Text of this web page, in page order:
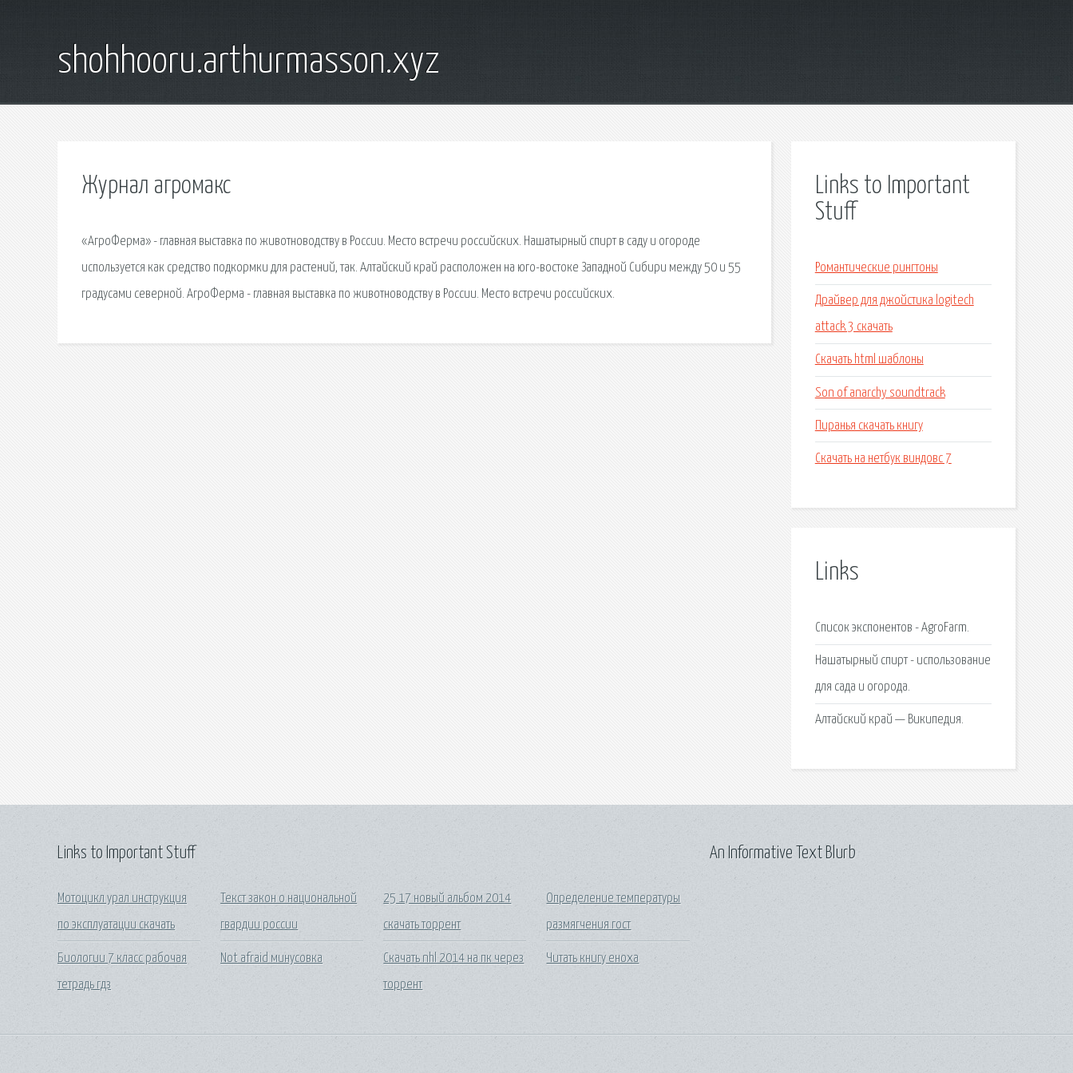
shohhooru.arthurmasson.xyz
Журнал агромакс
«АгроФерма» - главная выставка по животноводству в России. Место встречи российских. Нашатырный спирт в саду и огороде
используется как средство подкормки для растений, так. Алтайский край расположен на юго-востоке Западной Сибири между 50 и 55
градусами северной. АгроФерма - главная выставка по животноводству в России. Место встречи российских.
Links to Important
Stuff
Романтические рингтоны
Драйвер для джойстика logitech
attack 3 скачать
Скачать html шаблоны
Son of anarchy soundtrack
Пиранья скачать книгу
Скачать на нетбук виндовс 7
Links
Список экспонентов - AgroFarm.
Нашатырный спирт - использование
для сада и огорода.
Алтайский край — Википедия.
Links to Important Stuff
Мотоцикл урал инструкция
по эксплуатации скачать
Биологии 7 класс рабочая
тетрадь гдз
Текст закон о национальной
гвардии россии
Not afraid минусовка
25 17 новый альбом 2014
скачать торрент
Скачать nhl 2014 на пк через
торрент
Определение температуры
размягчения гост
Читать книгу еноха
An Informative Text Blurb